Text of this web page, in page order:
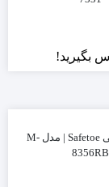
بگیرید!
کفش ایمنی Safetoe | مدل M-
8356RB